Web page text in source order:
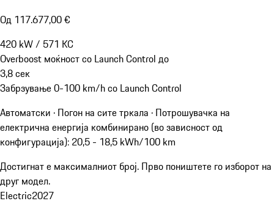
Од 117.677,00 €
420 kW/ 571 КС
Overboost моќност со Launch Control до
3,8сек
Забрзување 0-100 km/h со Launch Control
Автоматски · Погон на сите тркала · Потрошувачка на
електрична енергија комбинирано (во зависност од
конфигурација): 20,5 - 18,5 kWh/100 km
Достигнат е максималниот број. Прво поништете го изборот на
друг модел.
Electric2027